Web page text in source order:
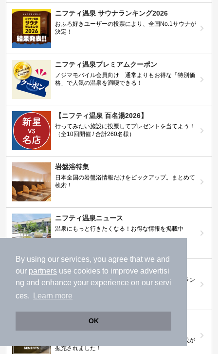
By using our services, you agree that we and
our partners use cookies to improve advertisi
ng and enhance your experience on our servi
ces.
Learn more
OK
ニフティ温泉 サウナランキング2026
おふろ好きユーザーの投票により、全国No.1サウナが
決定！
ニフティ温泉プレミアムクーポン
ノジマモバイル会員向け 通常よりもお得な「特別価
格」で人気の温泉を満喫できる！
【ニフティ温泉 百名湯2026】
行ってみたい施設に投票してプレゼントを当てよう！
（全10回開催 / 合計260名様）
岩盤浴特集
日本全国の岩盤浴情報だけをピックアップ。まとめて
検索！
ニフティ温泉ニュース
温泉にもっと行きたくなる！お得な情報を掲載中
ニフティ温泉 おふろパス
温浴施設をお得に楽しめるサブスクリプションプラン
【ニフティライフスタイル株主優待のご案
内】
株主優待制度で人気の温浴施設に行こう！対象施設が
拡充されました！